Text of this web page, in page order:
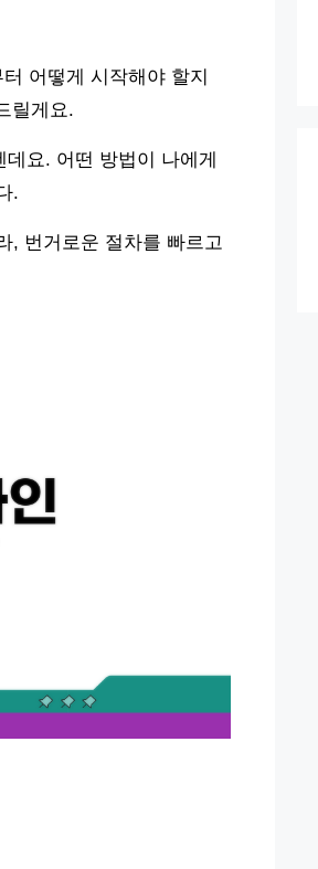
어떻게 시작해야 할지
릴게요.
요. 어떤 방법이 나에게
.
, 번거로운 절차를 빠르고